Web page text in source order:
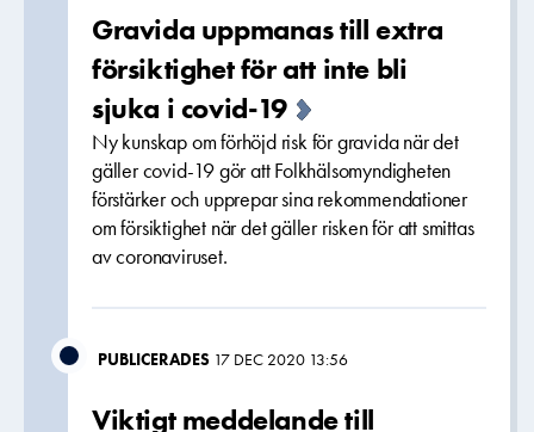
Gravida uppmanas till extra
försiktighet för att inte bli
sjuka i covid-19
Ny kunskap om förhöjd risk för gravida när det
gäller covid-19 gör att Folkhälsomyndigheten
förstärker och upprepar sina rekommendationer
om försiktighet när det gäller risken för att smittas
av coronaviruset.
PUBLICERADES 17 DEC 2020 13:56
Viktigt meddelande till